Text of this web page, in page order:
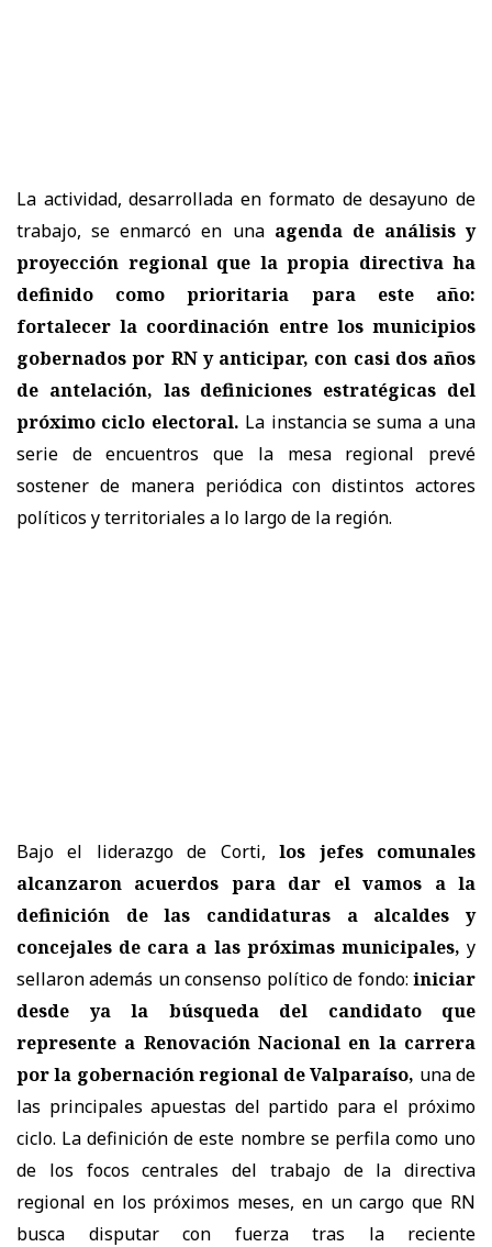
La actividad, desarrollada en formato de desayuno de
trabajo, se enmarcó en unaagenda de análisis y
proyección regional que la propia directiva ha
definido como prioritaria para este año:
fortalecer la coordinación entre los municipios
gobernados por RN y anticipar, con casi dos años
de antelación, las definiciones estratégicas del
próximo ciclo electoral. La instancia se suma a una
serie de encuentros que la mesa regional prevé
sostener de manera periódica con distintos actores
políticos y territoriales a lo largo de la región.
Bajo el liderazgo de Corti, los jefes comunales
alcanzaron acuerdos para dar el vamos a la
definición de las candidaturas a alcaldes y
concejales de cara a las próximas municipales, y
sellaron además un consenso político de fondo: iniciar
desde ya la búsqueda del candidato que
represente a Renovación Nacional en la carrera
por la gobernación regional de Valparaíso, una de
las principales apuestas del partido para el próximo
ciclo. La definición de este nombre se perfila como uno
de los focos centrales del trabajo de la directiva
regional en los próximos meses, en un cargo que RN
busca disputar con fuerza tras la reciente